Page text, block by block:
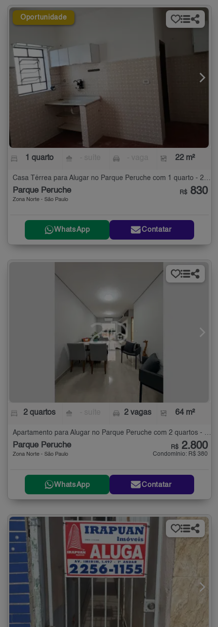
Oportunidade
1 quarto 22 m²
Parque Peruche
Zona Norte - São Paulo
R$ 830
WhatsApp Contatar
2 quartos 2 vagas 64 m²
Apartamento para Alugar no Parque Peruche com 2 quartos - 64 m²
Parque Peruche
Zona Norte - São Paulo
R$ 2.800
Condomínio: R$ 380
WhatsApp Contatar